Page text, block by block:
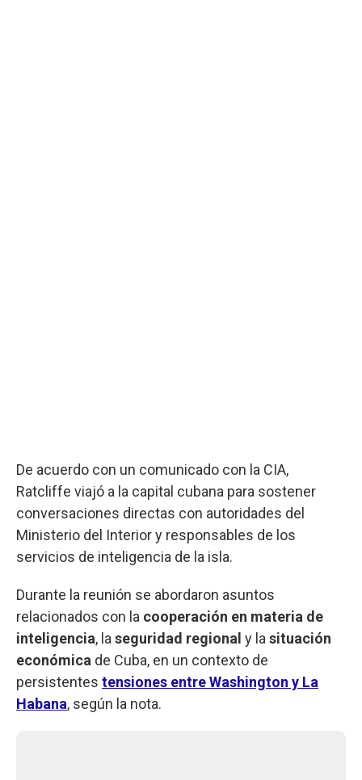
De acuerdo con un comunicado con la CIA,
Ratcliffe viajó a la capital cubana para sostener
conversaciones directas con autoridades del
Ministerio del Interior y responsables de los
servicios de inteligencia de la isla.
Durante la reunión se abordaron asuntos
relacionados con la cooperación en materia de
inteligencia, la seguridad regional y la situación
económica de Cuba, en un contexto de
persistentes tensiones entre Washington y La
Habana, según la nota.